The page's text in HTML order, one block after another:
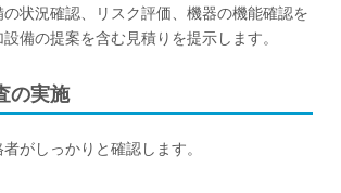
状況確認、リスク評価、機器の機能確認を
備の提案を含む見積りを提示します。
の実施
がしっかりと確認します。